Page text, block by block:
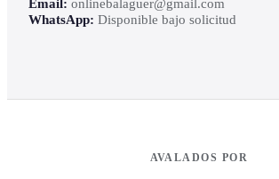
WhatsApp: Disponible bajo solicitud
AVALADOS POR